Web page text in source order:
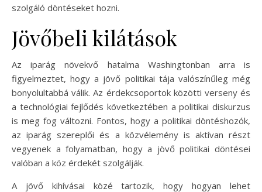
szolgáló döntéseket hozni.
Jövőbeli kilátások
Az iparág növekvő hatalma Washingtonban arra is
figyelmeztet, hogy a jövő politikai tája valószínűleg még
bonyolultabbá válik. Az érdekcsoportok közötti verseny és
a technológiai fejlődés következtében a politikai diskurzus
is meg fog változni. Fontos, hogy a politikai döntéshozók,
az iparág szereplői és a közvélemény is aktívan részt
vegyenek a folyamatban, hogy a jövő politikai döntései
valóban a köz érdekét szolgálják.
A jövő kihívásai közé tartozik, hogy hogyan lehet